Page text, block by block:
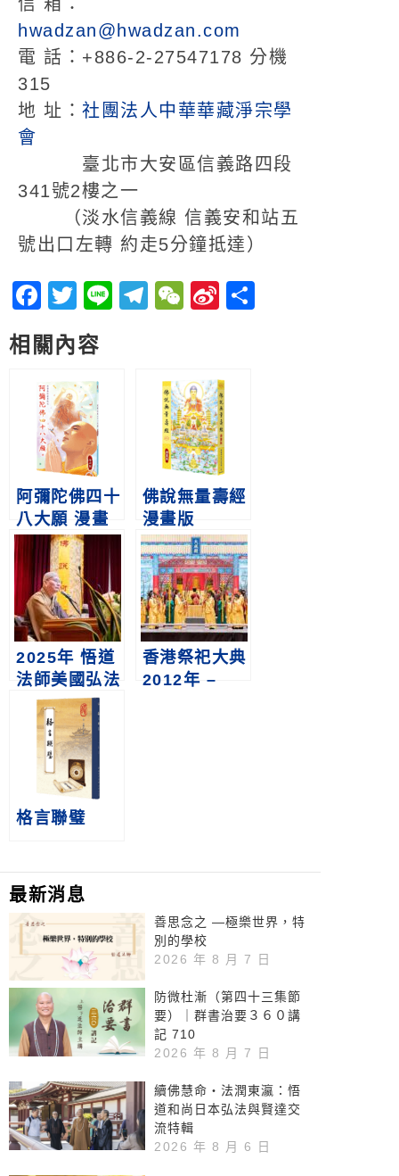
hwadzan@hwadzan.com
電 話：+886-2-27547178 分機
315
地 址： 社團法人中華華藏淨宗學
會
臺北市大安區信義路四段
341號2樓之一
（淡水信義線 信義安和站五
號出口左轉 約走5分鐘抵達）
Facebook
Twitter
LineTelegram
WeChat
Sina
相關內容
阿彌陀佛四十
八大願 漫畫
版
佛說無量壽經
漫畫版
2025年 悟道
法師美國弘法
行剪影
香港祭祀大典
2012年 –
格言聯璧
最新消息
善思念之 —極樂世界，特
別的學校
2026 年 8 月 7 日
防微杜漸（第四十三集節
要）｜群書治要３６０講
記 710
2026 年 8 月 7 日
續佛慧命‧法潤東瀛：悟
道和尚日本弘法與賢達交
流特輯
2026 年 8 月 6 日